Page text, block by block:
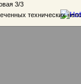
3/3
технических